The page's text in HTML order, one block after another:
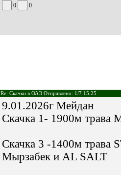
0 0
Re: Скачки в ОАЭ Отправлено: 1/7 15:25
9.01.2026г Мейдан
Скачка 1- 1900м трава
Скачка 3 -1400м
Мырзабек и AL SALT